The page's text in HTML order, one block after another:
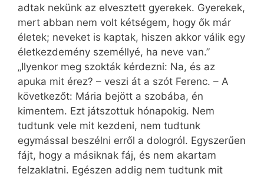
adtak nekünk az elvesztett gyerekek. Gyerekek,
mert abban nem volt kétségem, hogy ők már
életek; neveket is kaptak, hiszen akkor válik egy
életkezdemény személlyé, ha neve van.”
„Ilyenkor meg szokták kérdezni: Na, és az
apuka mit érez? – veszi át a szót Ferenc. – A
következőt: Mária bejött a szobába, én
kimentem. Ezt játszottuk hónapokig. Nem
tudtunk vele mit kezdeni, nem tudtunk
egymással beszélni erről a dologról. Egyszerűen
fájt, hogy a másiknak fáj, és nem akartam
felzaklatni. Egészen addig nem tudtunk mit